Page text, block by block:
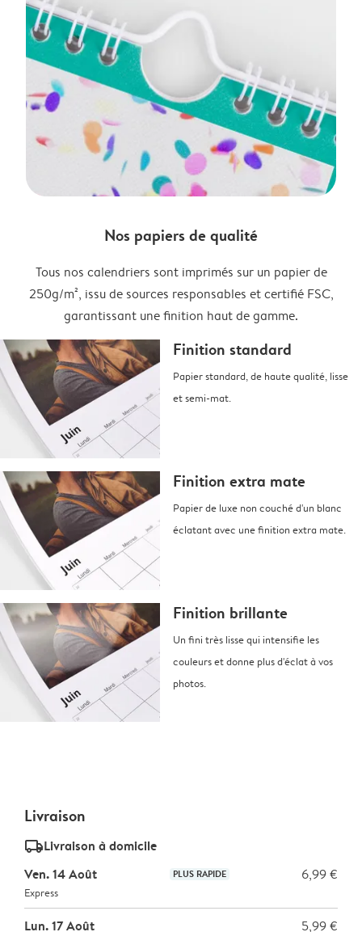
Nos papiers de qualité
Tous nos calendriers sont imprimés sur un papier de
250g/m², issu de sources responsables et certifié FSC,
garantissant une finition haut de gamme.
Finition standard
Papier standard, de haute qualité, lisse
et semi-mat.
Finition extra mate
Papier de luxe non couché d'un blanc
éclatant avec une finition extra mate.
Finition brillante
Un fini très lisse qui intensifie les
couleurs et donne plus d'éclat à vos
photos.
Livraison
delivery_standard_v2Livraison à domicile
Ven. 14 Août
PLUS RAPIDE 6,99 €
Express
Lun. 17 Août 5,99 €